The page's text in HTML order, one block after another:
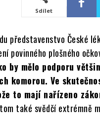
Sdílet
představenstvo České
povinného plošného
by mělo podporu
komorou. Ve
to mají nařízeno
také svědčí extrémně